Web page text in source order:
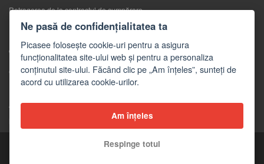
Retragerea de la contractul de cumpărare
Reclamaţii
CONTACTE
Contacte
Formular de contact
Angro
Copyright © 2026 Picasee
Ne pasă de confidențialitatea ta
Picasee folosește cookie-uri pentru a asigura
funcționalitatea site-ului web și pentru a personaliza
conținutul site-ului. Făcând clic pe „Am înțeles”, sunteți de
acord cu utilizarea cookie-urilor.
Am înțeles
Respinge totul